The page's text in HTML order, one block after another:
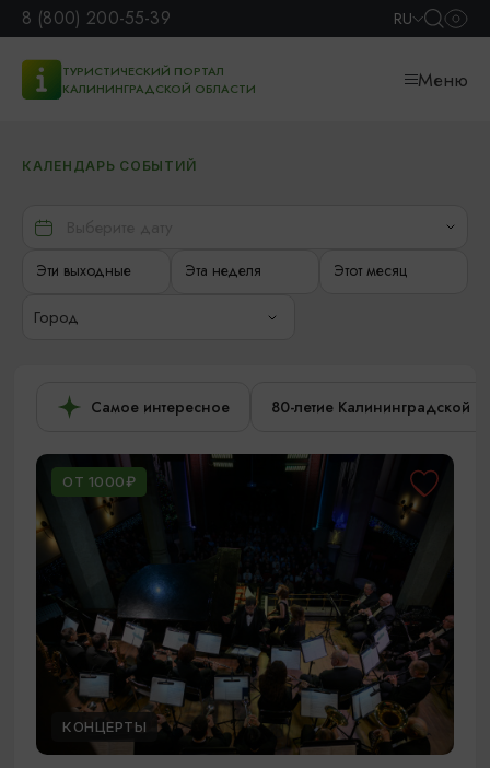
8 (800) 200-55-39 RU
ТУРИСТИЧЕСКИЙ ПОРТАЛ
КАЛИНИНГРАДСКОЙ ОБЛАСТИ
Меню
КАЛЕНДАРЬ СОБЫТИЙ
Эти выходные Эта неделя Этот месяц
Город
Самое интересное 80-летие Калининградской
ОТ 1000₽
КОНЦЕРТЫ